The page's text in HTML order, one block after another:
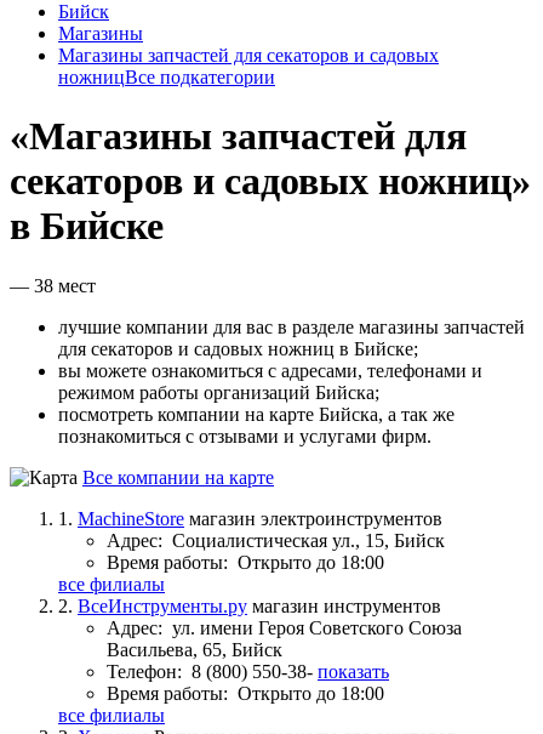
Бийск
Магазины
Магазины запчастей для секаторов и садовых
ножницВсе подкатегории
«Магазины запчастей для
секаторов и садовых ножниц»
в Бийске
— 38 мест
лучшие компании для вас в разделе магазины запчастей
для секаторов и садовых ножниц в Бийске;
вы можете ознакомиться с адресами, телефонами и
режимом работы организаций Бийска;
посмотреть компании на карте Бийска, а так же
познакомиться с отзывами и услугами фирм.
Все компании на карте
1. MachineStore магазин электроинструментов
Адрес: Социалистическая ул., 15, Бийск
Время работы: Открыто до 18:00
все филиалы
2. ВсеИнструменты.ру магазин инструментов
Адрес: ул. имени Героя Советского Союза
Васильева, 65, Бийск
Телефон: 8 (800) 550-38- показать
Время работы: Открыто до 18:00
все филиалы